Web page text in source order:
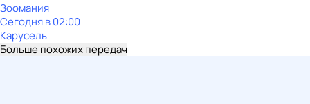
Зоомания
Сегодня в 02:00
Карусель
Больше похожих передач